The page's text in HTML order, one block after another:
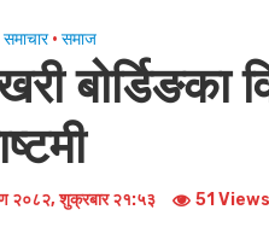
समाचार • समाज
बोर्डिङका
२०८२, शुक्रबार २१:५३ 51 Views